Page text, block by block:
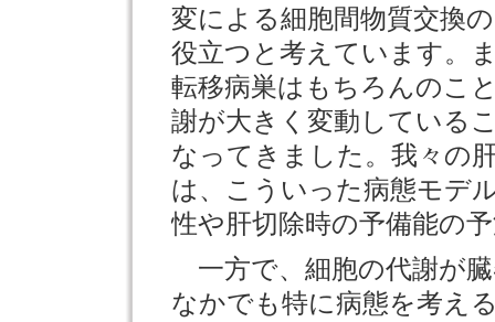
変による細胞間物質交換
役立つと考えています。
転移病巣はもちろんのこ
謝が大きく変動している
なってきました。我々の
は、こういった病態モデ
性や肝切除時の予備能の
一方で、細胞の代謝が
なかでも特に病態を考え